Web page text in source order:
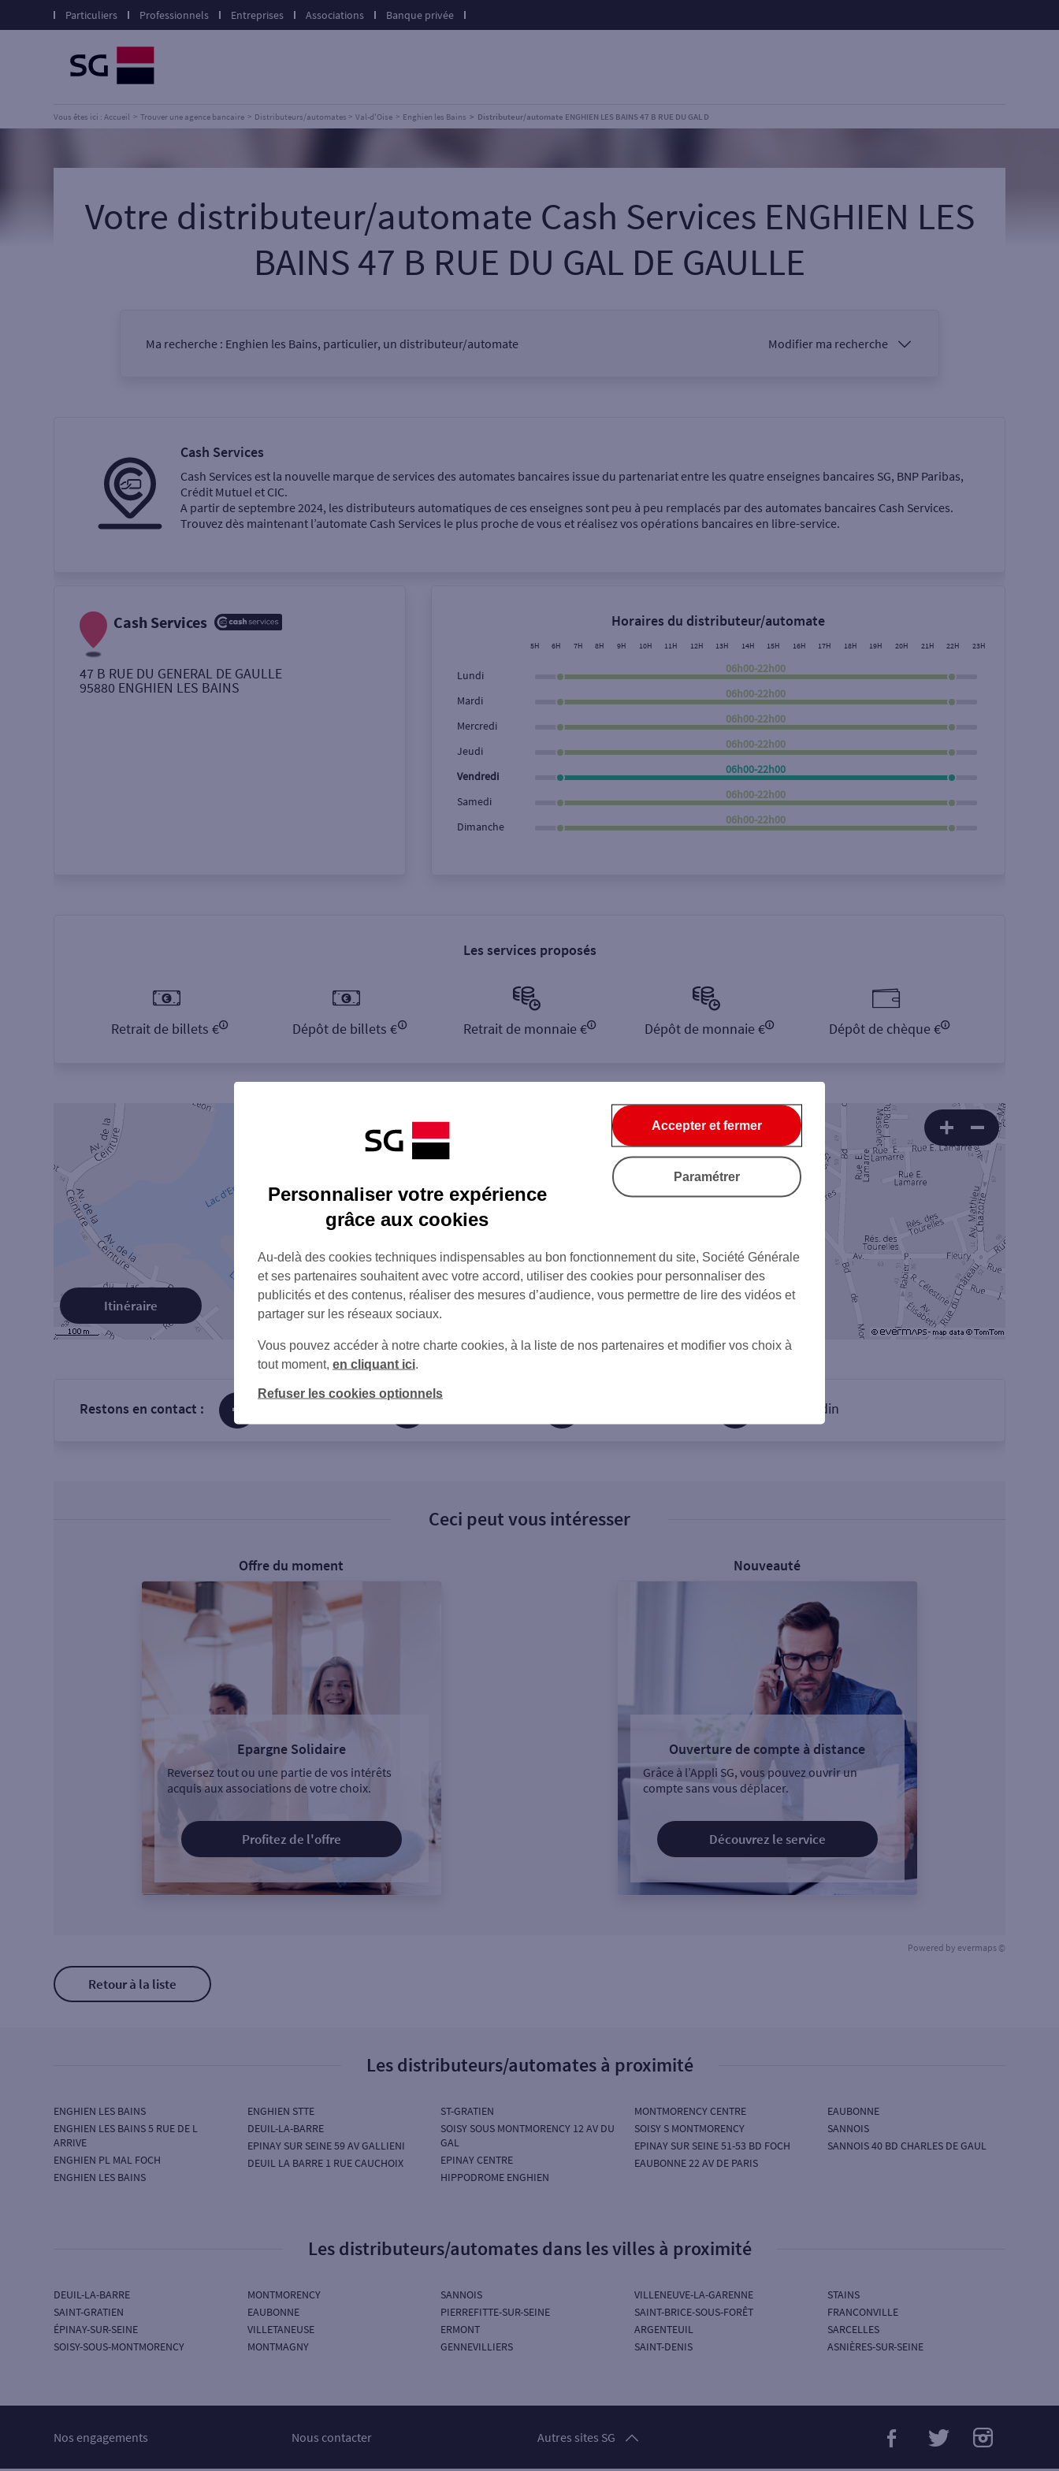
Particuliers Professionnels Entreprises Associations Banque privée
Vous êtes ici : Accueil Trouver une agence bancaire Distributeurs/automates Val-d'Oise Enghien les Bains Distributeur/automate ENGHIEN LES BAINS 47 B RUE DU GAL D
Votre distributeur/automate Cash Services ENGHIEN LES
BAINS 47 B RUE DU GAL DE GAULLE
Ma recherche : Enghien les Bains, particulier, un distributeur/automate Modifier ma recherche
Ma recherche
Retrait de billets €
Retrait de monnaie €
Rue Rechercher
Cash Services
Cash Services est la nouvelle marque de services des automates bancaires issue du partenariat entre les quatre enseignes bancaires SG, BNP Paribas,
Crédit Mutuel et CIC.
A partir de septembre 2024, les distributeurs automatiques de ces enseignes sont peu à peu remplacés par des automates bancaires Cash Services.
Trouvez dès maintenant l’automate Cash Services le plus proche de vous et réalisez vos opérations bancaires en libre-service.
Cash Services
47 B RUE DU GENERAL DE GAULLE
95880 ENGHIEN LES BAINS
Horaires du distributeur/automate
5H 6H 7H 8H 9H 10H 11H 12H 13H 14H 15H 16H 17H 18H 19H 20H 21H 22H 23H
Lundi
06h00-22h00
Mardi
06h00-22h00
Mercredi
06h00-22h00
Jeudi
06h00-22h00
Vendredi
06h00-22h00
Samedi
06h00-22h00
Dimanche
06h00-22h00
Les services proposés
Retrait de billets € Dépôt de billets € Retrait de monnaie € Dépôt de monnaie € Dépôt de chèque €
Itinéraire
Restons en contact : sur Linkedin
Ceci peut vous intéresser
Offre du moment
Epargne Solidaire
Reversez tout ou une partie de vos intérêts
acquis aux associations de votre choix.
Profitez de l'offre
Nouveauté
Ouverture de compte à distance
Grâce à l’Appli SG, vous pouvez ouvrir un
compte sans vous déplacer.
Découvrez le service
Powered by evermaps ©
Retour à la liste
Les distributeurs/automates à proximité
ENGHIEN LES BAINS
ENGHIEN LES BAINS 5 RUE DE L
ARRIVE
ENGHIEN PL MAL FOCH
ENGHIEN LES BAINS
ENGHIEN STTE
DEUIL-LA-BARRE
EPINAY SUR SEINE 59 AV GALLIENI
DEUIL LA BARRE 1 RUE CAUCHOIX
ST-GRATIEN
SOISY SOUS MONTMORENCY 12 AV DU
GAL
EPINAY CENTRE
HIPPODROME ENGHIEN
MONTMORENCY CENTRE
SOISY S MONTMORENCY
EPINAY SUR SEINE 51-53 BD FOCH
EAUBONNE 22 AV DE PARIS
EAUBONNE
SANNOIS
SANNOIS 40 BD CHARLES DE GAUL
Les distributeurs/automates dans les villes à proximité
DEUIL-LA-BARRE
SAINT-GRATIEN
ÉPINAY-SUR-SEINE
SOISY-SOUS-MONTMORENCY
MONTMORENCY
EAUBONNE
VILLETANEUSE
MONTMAGNY
SANNOIS
PIERREFITTE-SUR-SEINE
ERMONT
GENNEVILLIERS
VILLENEUVE-LA-GARENNE
SAINT-BRICE-SOUS-FORÊT
ARGENTEUIL
SAINT-DENIS
STAINS
FRANCONVILLE
SARCELLES
ASNIÈRES-SUR-SEINE
Nos engagements Nous contacter Autres sites SG
Personnaliser votre expérience
grâce aux cookies
Au-delà des cookies techniques indispensables au bon fonctionnement du site, Société Générale
et ses partenaires souhaitent avec votre accord, utiliser des cookies pour personnaliser des
publicités et des contenus, réaliser des mesures d’audience, vous permettre de lire des vidéos et
partager sur les réseaux sociaux.
Vous pouvez accéder à notre charte cookies, à la liste de nos partenaires et modifier vos choix à
tout moment, en cliquant ici
Refuser les cookies optionnels
Accepter et fermer
Paramétrer